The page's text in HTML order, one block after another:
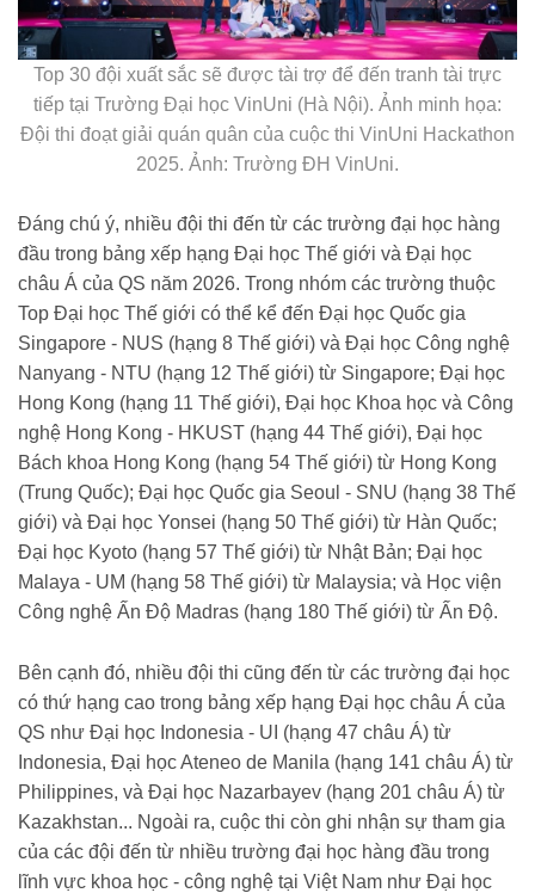
Top 30 đội xuất sắc sẽ được tài trợ để đến tranh tài trực
tiếp tại Trường Đại học VinUni (Hà Nội). Ảnh minh họa:
Đội thi đoạt giải quán quân của cuộc thi VinUni Hackathon
2025. Ảnh: Trường ĐH VinUni.
Đáng chú ý, nhiều đội thi đến từ các trường đại học hàng
đầu trong bảng xếp hạng Đại học Thế giới và Đại học
châu Á của QS năm 2026. Trong nhóm các trường thuộc
Top Đại học Thế giới có thể kể đến Đại học Quốc gia
Singapore - NUS (hạng 8 Thế giới) và Đại học Công nghệ
Nanyang - NTU (hạng 12 Thế giới) từ Singapore; Đại học
Hong Kong (hạng 11 Thế giới), Đại học Khoa học và Công
nghệ Hong Kong - HKUST (hạng 44 Thế giới), Đại học
Bách khoa Hong Kong (hạng 54 Thế giới) từ Hong Kong
(Trung Quốc); Đại học Quốc gia Seoul - SNU (hạng 38 Thế
giới) và Đại học Yonsei (hạng 50 Thế giới) từ Hàn Quốc;
Đại học Kyoto (hạng 57 Thế giới) từ Nhật Bản; Đại học
Malaya - UM (hạng 58 Thế giới) từ Malaysia; và Học viện
Công nghệ Ấn Độ Madras (hạng 180 Thế giới) từ Ấn Độ.
Bên cạnh đó, nhiều đội thi cũng đến từ các trường đại học
có thứ hạng cao trong bảng xếp hạng Đại học châu Á của
QS như Đại học Indonesia - UI (hạng 47 châu Á) từ
Indonesia, Đại học Ateneo de Manila (hạng 141 châu Á) từ
Philippines, và Đại học Nazarbayev (hạng 201 châu Á) từ
Kazakhstan... Ngoài ra, cuộc thi còn ghi nhận sự tham gia
của các đội đến từ nhiều trường đại học hàng đầu trong
lĩnh vực khoa học - công nghệ tại Việt Nam như Đại học